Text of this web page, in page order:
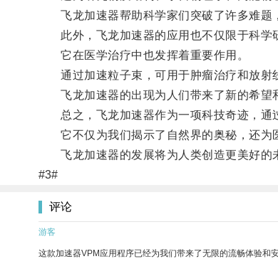
飞龙加速器帮助科学家们突破了许多难题
此外，飞龙加速器的应用也不仅限于科学
它在医学治疗中也发挥着重要作用。
通过加速粒子束，可用于肿瘤治疗和放射
飞龙加速器的出现为人们带来了新的希望
总之，飞龙加速器作为一项科技奇迹，通
它不仅为我们揭示了自然界的奥秘，还为
飞龙加速器的发展将为人类创造更美好的
#3#
评论
游客
这款加速器VPM应用程序已经为我们带来了无限的流畅体验和安